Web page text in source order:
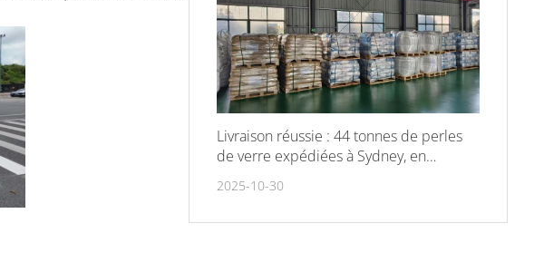
Livraison réussie : 44 tonnes de perles
de verre expédiées à Sydney, en
2025-10-30